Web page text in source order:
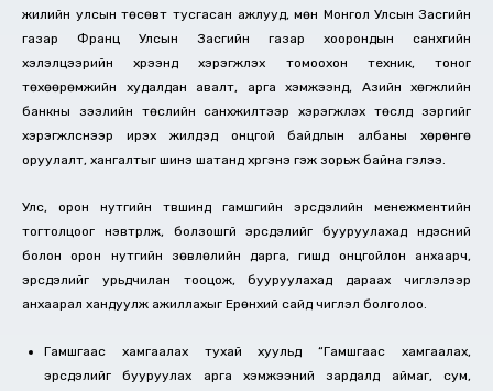
жилийн улсын төсөвт тусгасан ажлууд, мөн Монгол Улсын Засгийн
газар Франц Улсын Засгийн газар хоорондын санхүүгийн
хэлэлцээрийн хүрээнд хэрэгжүүлэх томоохон техник, тоног
төхөөрөмжийн худалдан авалт, арга хэмжээнүүд, Азийн хөгжлийн
банкны зээлийн төслийн санхүүжилтээр хэрэгжүүлэх төслүүд зэргийг
хэрэгжүүлснээр ирэх жилүүдэд онцгой байдлын албаны хөрөнгө
оруулалт, хангалтыг шинэ шатанд хүргэнэ гэж зорьж байна гэлээ.
Улс, орон нутгийн түвшинд гамшгийн эрсдэлийн менежментийн
тогтолцоог нэвтрүүлж, болзошгүй эрсдэлийг бууруулахад үндэсний
болон орон нутгийн зөвлөлийн дарга, гишүүд онцгойлон анхаарч,
эрсдэлийг урьдчилан тооцож, бууруулахад дараах чиглэлээр
анхаарал хандуулж ажиллахыг Ерөнхий сайд чиглэл болголоо.
Гамшгаас хамгаалах тухай хуульд “Гамшгаас хамгаалах,
эрсдэлийг бууруулах арга хэмжээний зардалд аймаг, сум,